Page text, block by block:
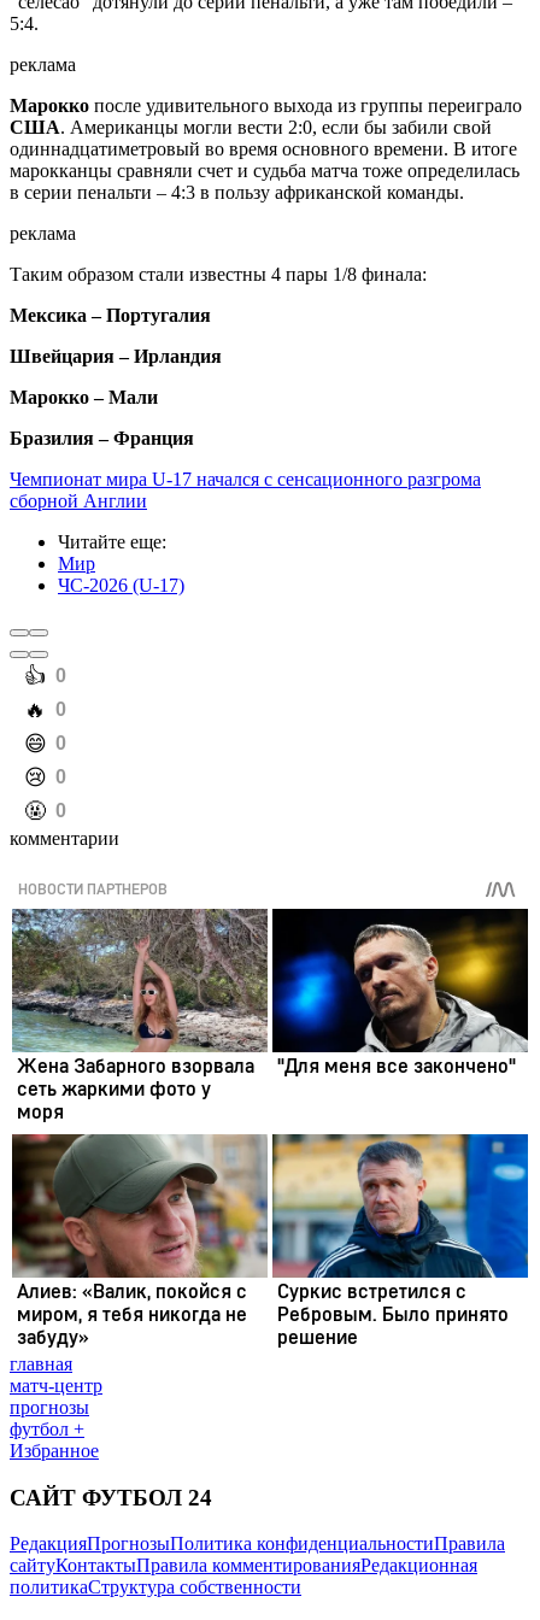
5:4.
реклама
Марокко после удивительного выхода из группы переиграло
США. Американцы могли вести 2:0, если бы забили свой
одиннадцатиметровый во время основного времени. В итоге
марокканцы сравняли счет и судьба матча тоже определилась
в серии пенальти – 4:3 в пользу африканской команды.
реклама
Таким образом стали известны 4 пары 1/8 финала:
Мексика – Португалия
Швейцария – Ирландия
Марокко – Мали
Бразилия – Франция
Чемпионат мира U-17 начался с сенсационного разгрома
сборной Англии
Читайте еще:
Мир
ЧС-2026 (U-17)
️👍 0
️🔥 0
️😄 0
️😢 0
️🤬 0
комментарии
главная
матч-центр
прогнозы
футбол +
Избранное
САЙТ ФУТБОЛ 24
РедакцияПрогнозыПолитика конфиденциальностиПравила
сайтуКонтактыПравила комментированияРедакционная
политикаСтруктура собственности